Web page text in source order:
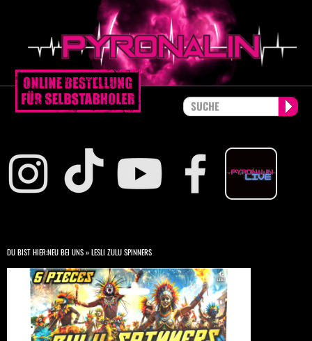
DU BIST HIER:NEU BEI UNS»LESLI ZULU SPINNERS